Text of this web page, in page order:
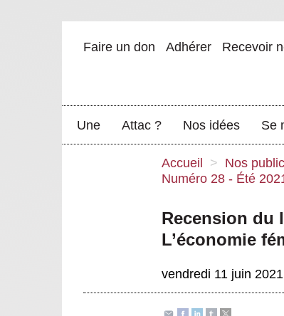
Faire un don Adhérer Recevoir
Une Attac ? Nos idées Se
Accueil > Nos
Numéro 28 - Été
Recension du
L’économie
vendredi 11 juin 2021